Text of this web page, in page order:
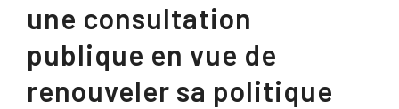
une consultation
publique en vue de
renouveler sa politique